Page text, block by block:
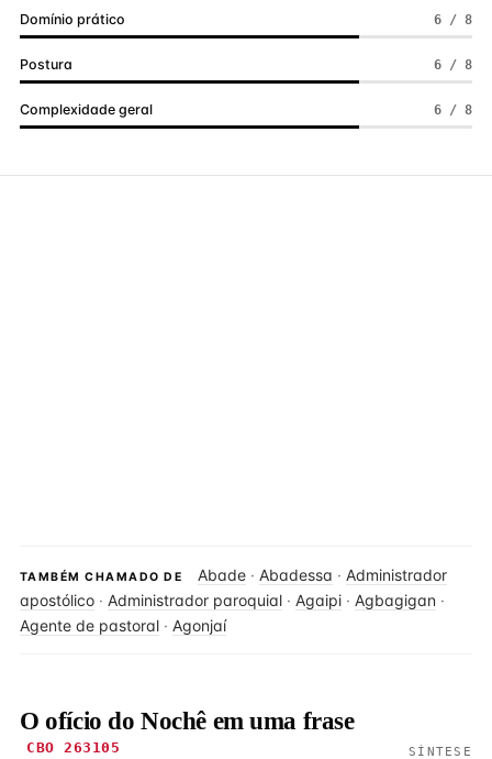
Domínio prático 6 / 8
Postura 6 / 8
Complexidade geral 6 / 8
TAMBÉM CHAMADO DE Abade · Abadessa · Administrador
apostólico · Administrador paroquial · Agaipi · Agbagigan ·
Agente de pastoral · Agonjaí
O ofício do Nochê em uma frase
CBO 263105 SÍNTESE